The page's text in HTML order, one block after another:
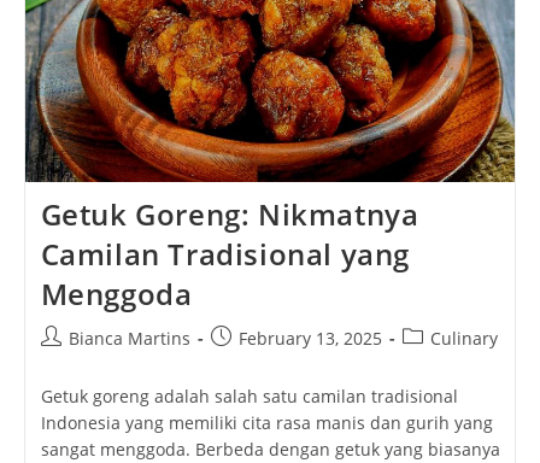
Getuk Goreng: Nikmatnya
Camilan Tradisional yang
Menggoda
PostBianca Martins
PostFebruary 13, 2025
PostCulinary
Getuk goreng adalah salah satu camilan tradisional
Indonesia yang memiliki cita rasa manis dan gurih yang
sangat menggoda. Berbeda dengan getuk yang biasanya